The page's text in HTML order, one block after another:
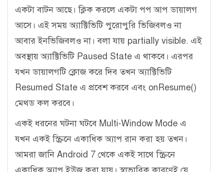
একটা বাটন আছে। ক্লিক করলে একটা পপ আপ ডায়ালগ
আসে। এই সময় অ্যাক্টিভিটি পুরোপুরি ভিজিবলও না
আবার ইনভিজিবলও না। বলা যায় partially visible. এই
অবস্থায় অ্যাক্টিভিটি Paused State এ থাকবে। এরপর
যখন ডায়ালগটি ক্লোজ করে দিব তখন অ্যাক্টিভিটি
Resumed State এ প্রবেশ করবে এবং onResume()
মেথড কল করবে।
একই ধরনের ঘটনা ঘটবে Multi-Window Mode এ
যখন একই স্ক্রিনে একাধিক অ্যাপ রান করা হয় তখন।
আমরা জানি Android 7 থেকে একই সাথে স্ক্রিনে